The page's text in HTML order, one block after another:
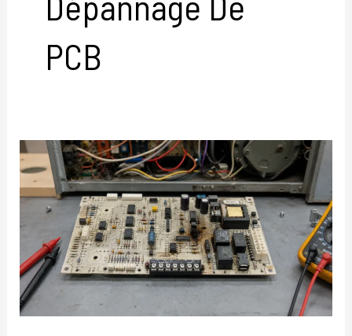
PCB
Comment
fonctionnent
les
cartes
de
circuits
imprimés
de
la